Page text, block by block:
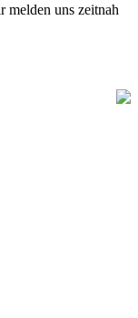
melden uns zeitnah